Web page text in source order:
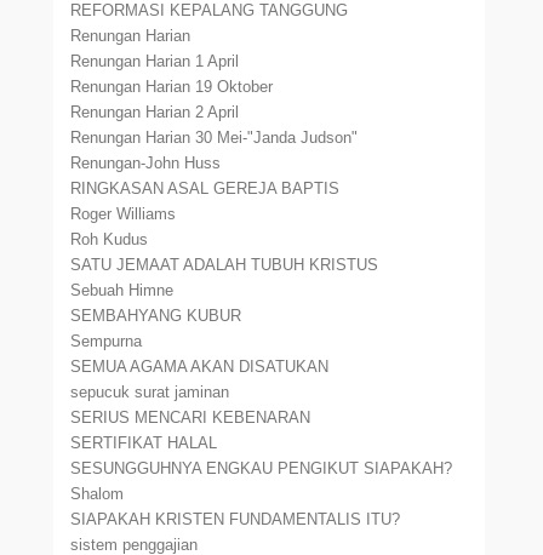
REFORMASI KEPALANG TANGGUNG
Renungan Harian
Renungan Harian 1 April
Renungan Harian 19 Oktober
Renungan Harian 2 April
Renungan Harian 30 Mei-"Janda Judson"
Renungan-John Huss
RINGKASAN ASAL GEREJA BAPTIS
Roger Williams
Roh Kudus
SATU JEMAAT ADALAH TUBUH KRISTUS
Sebuah Himne
SEMBAHYANG KUBUR
Sempurna
SEMUA AGAMA AKAN DISATUKAN
sepucuk surat jaminan
SERIUS MENCARI KEBENARAN
SERTIFIKAT HALAL
SESUNGGUHNYA ENGKAU PENGIKUT SIAPAKAH?
Shalom
SIAPAKAH KRISTEN FUNDAMENTALIS ITU?
sistem penggajian